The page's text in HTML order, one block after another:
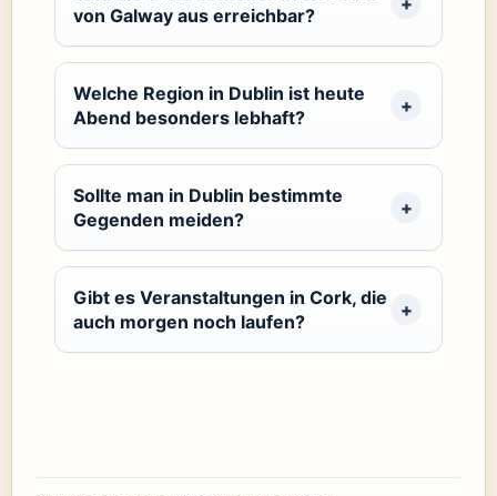
von Galway aus erreichbar?
Welche Region in Dublin ist heute
Abend besonders lebhaft?
Sollte man in Dublin bestimmte
Gegenden meiden?
Gibt es Veranstaltungen in Cork, die
auch morgen noch laufen?